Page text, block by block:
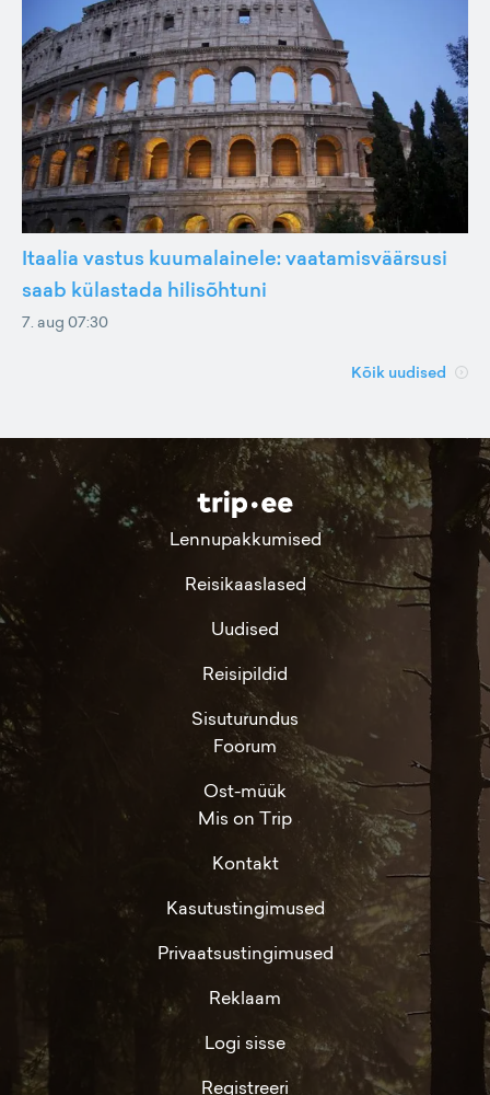
Itaalia vastus kuumalainele: vaatamisväärsusi
saab külastada hilisõhtuni
7. aug 07:30
Kõik uudised
Lennupakkumised
Reisikaaslased
Uudised
Reisipildid
Sisuturundus
Foorum
Ost-müük
Mis on Trip
Kontakt
Kasutustingimused
Privaatsustingimused
Reklaam
Logi sisse
Registreeri